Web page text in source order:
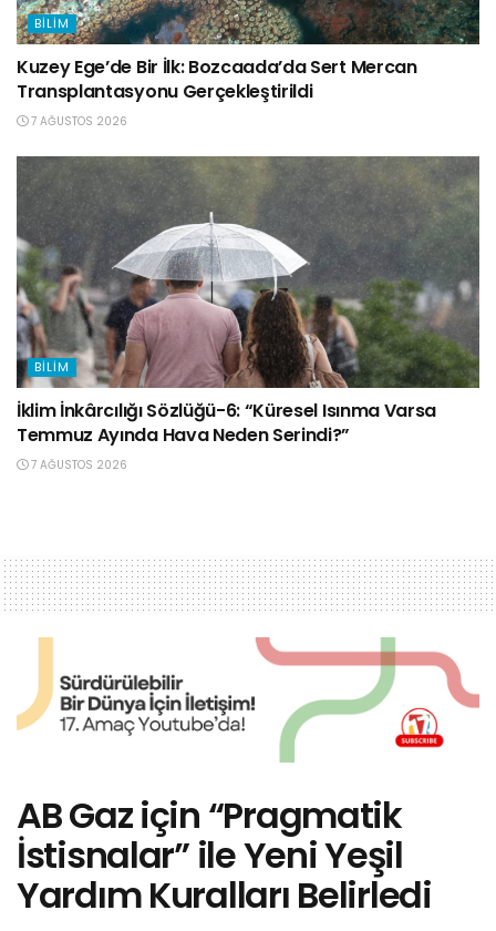
BILIM
Kuzey Ege’de Bir İlk: Bozcaada’da Sert Mercan
Transplantasyonu Gerçekleştirildi
7 AĞUSTOS 2026
BILIM
İklim İnkârcılığı Sözlüğü-6: “Küresel Isınma Varsa
Temmuz Ayında Hava Neden Serindi?”
7 AĞUSTOS 2026
AB Gaz için “Pragmatik
İstisnalar” ile Yeni Yeşil
Yardım Kuralları Belirledi